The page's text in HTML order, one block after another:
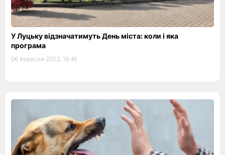
У Луцьку відзначатимуть День міста: коли і яка
програма
06 вересня 2023, 19:46